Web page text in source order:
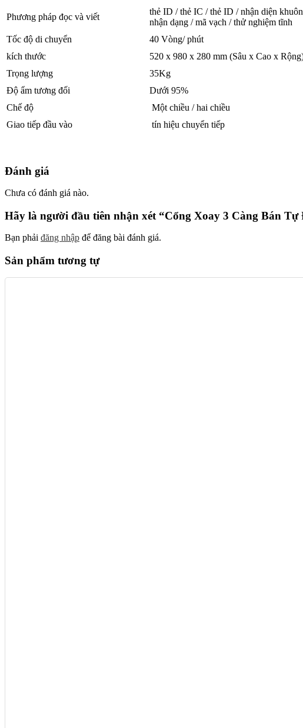
Phương pháp đọc và viết
thẻ ID / thẻ IC / thẻ ID / nhận diện
nhận dạng / mã vạch / thử nghiệm tĩnh
Tốc độ di chuyển
40 Vòng/ phút
kích thước
520 x 980 x 280 mm (Sâu x Cao x
Trọng lượng
35Kg
Độ ẩm tương đối
Dưới 95%
Chế độ
Một chiều / hai chiều
Giao tiếp đầu vào
tín hiệu chuyển tiếp
Đánh giá
Chưa có đánh giá nào.
Hãy là người đầu tiên nhận xét “Cổng Xoay 3 Càng Bán Tự
Bạn phải đăng nhập để đăng bài đánh giá.
Sản phẩm tương tự